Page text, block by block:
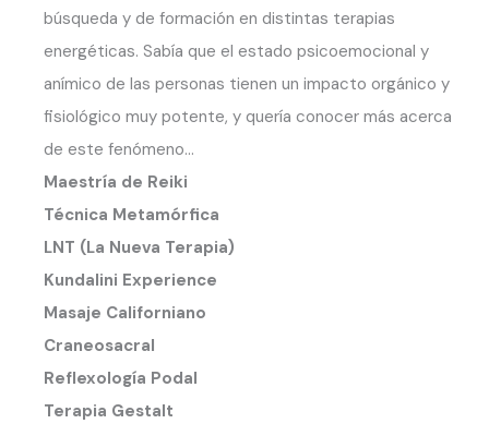
búsqueda y de formación en distintas terapias
energéticas. Sabía que el estado psicoemocional y
anímico de las personas tienen un impacto orgánico y
fisiológico muy potente, y quería conocer más acerca
de este fenómeno…
Maestría de Reiki
Técnica Metamórfica
LNT (La Nueva Terapia)
Kundalini Experience
Masaje Californiano
Craneosacral
Reflexología Podal
Terapia Gestalt